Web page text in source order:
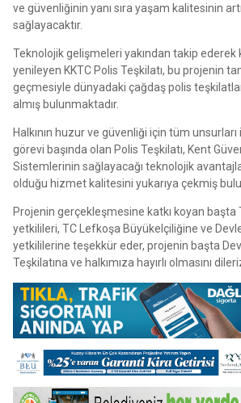
ve güvenliğinin yanı sıra yaşam kalitesinin
sağlayacaktır.
Teknolojik gelişmeleri yakından takip ederek
yenileyen KKTC Polis Teşkilatı, bu projenin
geçmesiyle dünyadaki çağdaş polis
almış bulunmaktadır.
Halkının huzur ve güvenliği için tüm
görevi başında olan Polis Teşkilatı, Kent
Sistemlerinin sağlayacağı teknolojik
olduğu hizmet kalitesini yukarıya çekmiş
Projenin gerçekleşmesine katkı koyan başta
yetkilileri, TC Lefkoşa Büyükelçiliğine ve
yetkililerine teşekkür eder, projenin başta
Teşkilatına ve halkımıza hayırlı olmasını